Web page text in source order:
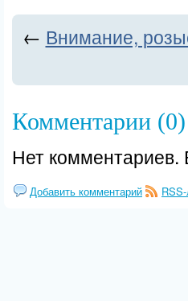
← Внимание,
Комментарии (0)
Нет
Добавить комментарий